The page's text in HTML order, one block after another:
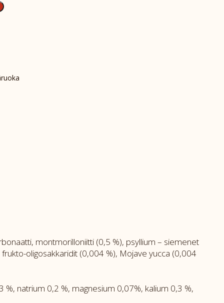
montmorilloniitti (0,5 %), psyllium – siemenet
oligosakkaridit (0,004 %), Mojave yucca (0,004
%, natrium 0,2 %, magnesium 0,07%, kalium 0,3 %,